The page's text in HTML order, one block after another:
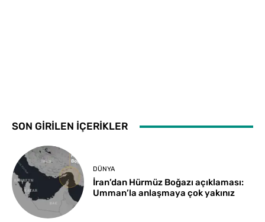
SON GİRİLEN İÇERİKLER
DÜNYA
İran’dan Hürmüz Boğazı açıklaması:
Umman’la anlaşmaya çok yakınız